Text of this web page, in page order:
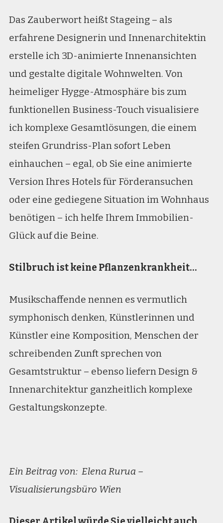
Das Zauberwort heißt Stageing – als
erfahrene Designerin und Innenarchitektin
erstelle ich 3D-animierte Innenansichten
und gestalte digitale Wohnwelten. Von
heimeliger Hygge-Atmosphäre bis zum
funktionellen Business-Touch visualisiere
ich komplexe Gesamtlösungen, die einem
steifen Grundriss-Plan sofort Leben
einhauchen – egal, ob Sie eine animierte
Version Ihres Hotels für Förderansuchen
oder eine gediegene Situation im Wohnhaus
benötigen – ich helfe Ihrem Immobilien-
Glück auf die Beine.
Stilbruch ist keine Pflanzenkrankheit…
Musikschaffende nennen es vermutlich
symphonisch denken, Künstlerinnen und
Künstler eine Komposition, Menschen der
schreibenden Zunft sprechen von
Gesamtstruktur – ebenso liefern Design &
Innenarchitektur ganzheitlich komplexe
Gestaltungskonzepte.
Ein Beitrag von: Elena Rurua –
Visualisierungsbüro Wien